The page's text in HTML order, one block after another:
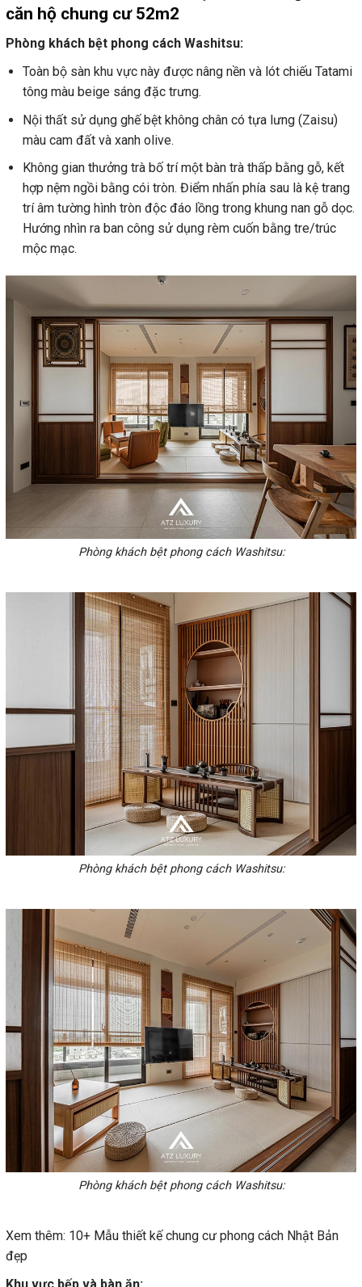
căn hộ chung cư 52m2
Phòng khách bệt phong cách Washitsu:
Toàn bộ sàn khu vực này được nâng nền và lót chiếu Tatami
tông màu beige sáng đặc trưng.
Nội thất sử dụng ghế bệt không chân có tựa lưng (Zaisu)
màu cam đất và xanh olive.
Không gian thưởng trà bố trí một bàn trà thấp bằng gỗ, kết
hợp nệm ngồi bằng cói tròn. Điểm nhấn phía sau là kệ trang
trí âm tường hình tròn độc đáo lồng trong khung nan gỗ dọc.
Hướng nhìn ra ban công sử dụng rèm cuốn bằng tre/trúc
mộc mạc.
Phòng khách bệt phong cách Washitsu:
Phòng khách bệt phong cách Washitsu:
Phòng khách bệt phong cách Washitsu:
Xem thêm: 10+ Mẫu thiết kế chung cư phong cách Nhật Bản
đẹp